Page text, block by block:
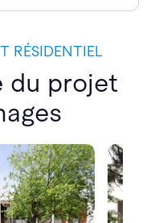
RÉSIDENTIEL
du projet